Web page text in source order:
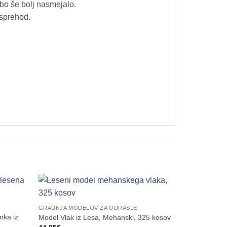
še bolj nasmejalo.
iz
GRADNJA MODELOV ZA ODRASLE
Model Vlak iz Lesa, Mehanski, 325 kosov